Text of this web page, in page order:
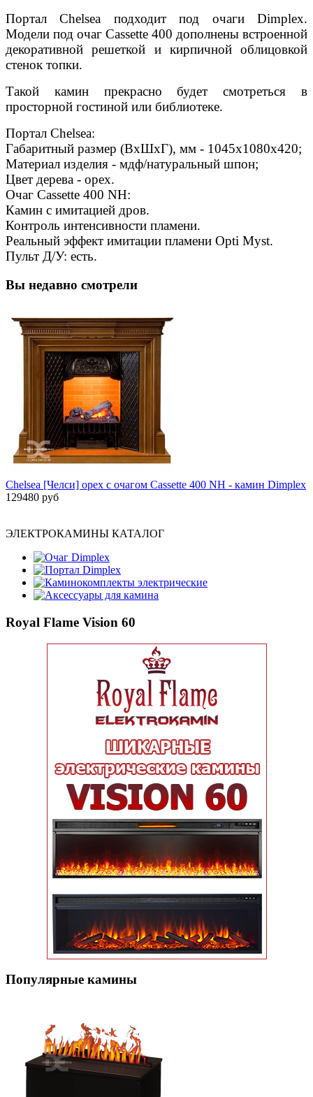
Портал Chelsea подходит под очаги Dimplex.
Модели под очаг Cassette 400 дополнены встроенной
декоративной решеткой и кирпичной облицовкой
стенок топки.
Такой камин прекрасно будет смотреться в
просторной гостиной или библиотеке.
Портал Chelsea:
Габаритный размер (ВхШхГ), мм - 1045х1080х420;
Материал изделия - мдф/натуральный шпон;
Цвет дерева - орех.
Очаг Cassette 400 NH:
Камин с имитацией дров.
Контроль интенсивности пламени.
Реальный эффект имитации пламени Opti Myst.
Пульт Д/У: есть.
Вы недавно смотрели
Chelsea [Челси] орех с очагом Cassette 400 NH - камин Dimplex
129480 руб
ЭЛЕКТРОКАМИНЫ КАТАЛОГ
Очаг Dimplex
Портал Dimplex
Каминокомплекты электрические
Аксессуары для камина
Royal Flame Vision 60
Популярные кaмины